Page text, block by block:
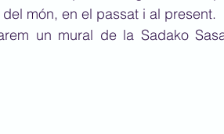
món, en el passat i al present.
un mural de la Sadako